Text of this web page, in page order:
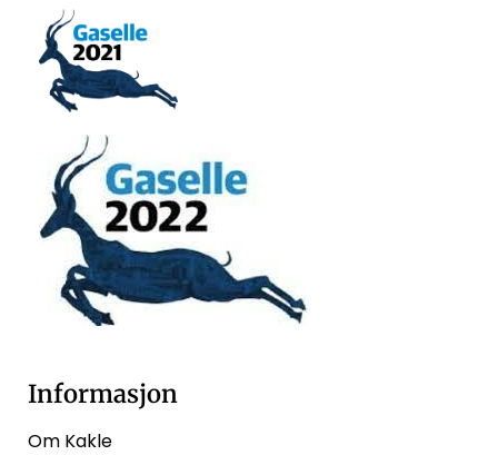
Informasjon
Om Kakle